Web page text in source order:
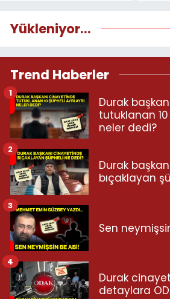
Yükleniyor...
Trend Haberler
Durak
tutuklanan 10
neler dedi?
1
Durak
bıçaklayan
2
Sen
3
Durak
detaylara
4